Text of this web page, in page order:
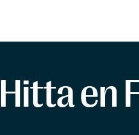
Hitta en